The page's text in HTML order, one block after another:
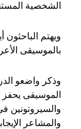
الشخصية
ويهتم الباحثون
بالموسيقى
وذكر واضعو
الموسيقى يحفز
والسيروتونين
والمشاعر